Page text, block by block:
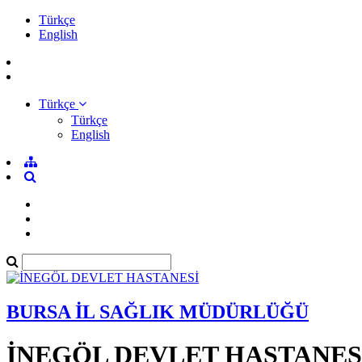
Türkçe
English
Türkçe
Türkçe
English
BURSA İL SAĞLIK MÜDÜRLÜĞÜ
İNEGÖL DEVLET